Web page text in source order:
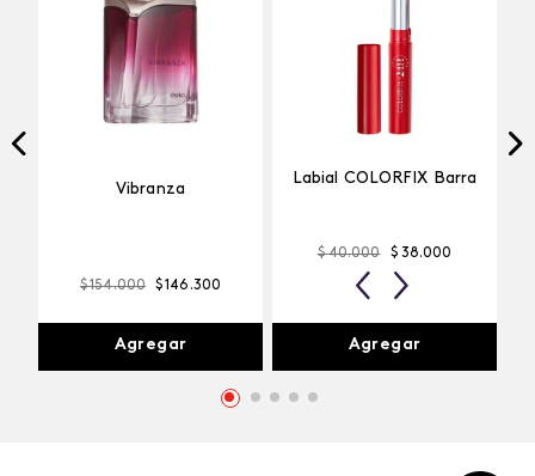
Vibranza
$154.000 $146 .300
Agregar
Labial COLORFIX Barra
$ 40.000 $ 38.000
Agregar